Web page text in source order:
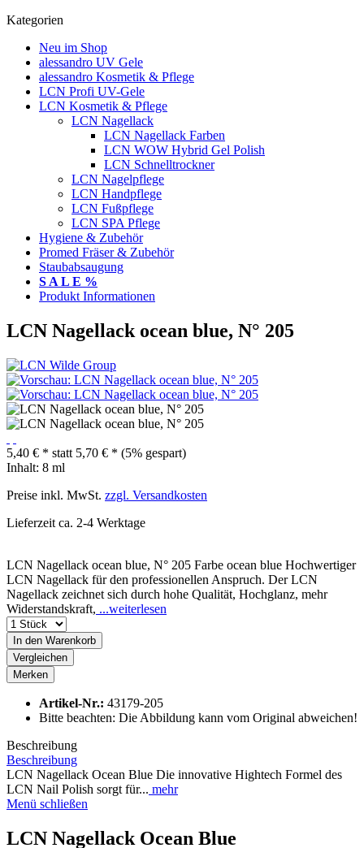
Kategorien
Neu im Shop
alessandro UV Gele
alessandro Kosmetik & Pflege
LCN Profi UV-Gele
LCN Kosmetik & Pflege
LCN Nagellack
LCN Nagellack Farben
LCN WOW Hybrid Gel Polish
LCN Schnelltrockner
LCN Nagelpflege
LCN Handpflege
LCN Fußpflege
LCN SPA Pflege
Hygiene & Zubehör
Promed Fräser & Zubehör
Staubabsaugung
S A L E %
Produkt Informationen
LCN Nagellack ocean blue, N° 205
5,40 € * statt 5,70 € * (5% gespart)
Inhalt: 8 ml
Preise inkl. MwSt. zzgl. Versandkosten
Lieferzeit ca. 2-4 Werktage
LCN Nagellack ocean blue, N° 205 Farbe ocean blue Hochwertiger
LCN Nagellack für den professionellen Anspruch. Der LCN
Nagellack zeichnet sich durch hohe Qualität, Hochglanz, mehr
Widerstandskraft, ...weiterlesen
In den Warenkorb
Vergleichen
Merken
Artikel-Nr.: 43179-205
Bitte beachten: Die Abbildung kann vom Original abweichen!
Beschreibung
Beschreibung
LCN Nagellack Ocean Blue Die innovative Hightech Formel des
LCN Nail Polish sorgt für... mehr
Menü schließen
LCN Nagellack Ocean Blue